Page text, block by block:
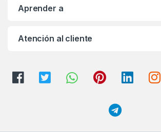
Aprender a
Atención al cliente